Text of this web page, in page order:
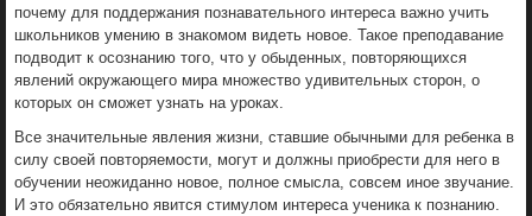
почему для поддержания познавательного интереса важно учить
школьников умению в знакомом видеть новое. Такое преподавание
подводит к осознанию того, что у обыденных, повторяющихся
явлений окружающего мира множество удивительных сторон, о
которых он сможет узнать на уроках.
Все значительные явления жизни, ставшие обычными для ребенка в
силу своей повторяемости, могут и должны приобрести для него в
обучении неожиданно новое, полное смысла, совсем иное звучание.
И это обязательно явится стимулом интереса ученика к познанию.